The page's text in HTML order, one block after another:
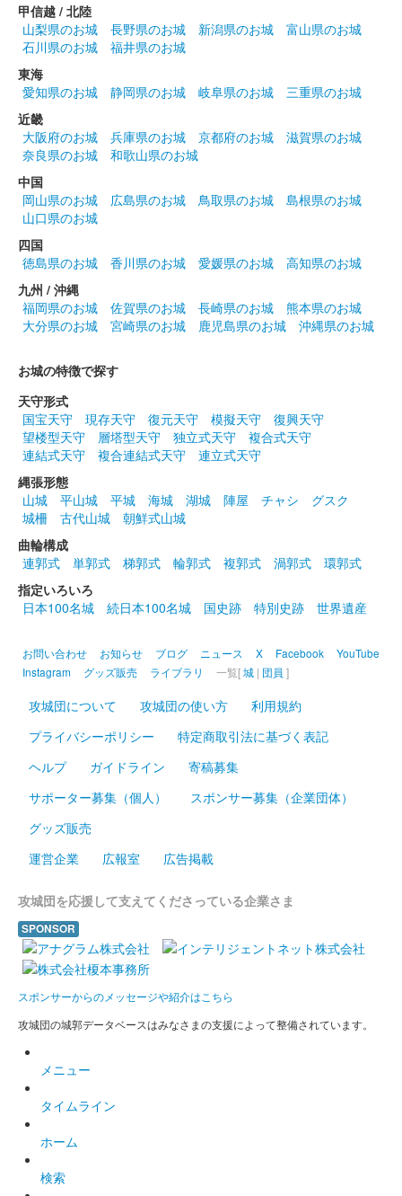
美濃金山城 登城記念御朱印
令和五年春版
（桜）らんまる君
販売終了
らんまる君のイラスト入り。背景の桜もデザインと文字色も変更
されている。
烏峰城（美濃金山城） 御城印
兼山六斎市版の完売後、日付の記入のないものが通常版として販
売。
美濃金山城 登城記念御朱印
う!2022限定版
美濃金山城 御城印 山城に行こう2022 開催記念御
城印
販売終了
可児市市制40周年記念御城印のロゴマークが左下に印刷されてい
る。
烏峰城（美濃金山城） 御城印
市版
配布終了
枚。
美濃金山城 登城記念御城印 秋版（もみ
美濃金山城 登城記念御朱印 冬版 らんまる
美濃金山城 登城記念御朱印
らんまる君
販売終了
甲信越 / 北陸
山梨県のお城
長野県のお城 新潟県のお城
富山県のお城
石川県のお城
福井県のお城
東海
愛知県のお城
静岡県のお城 岐阜県のお城
三重県のお城
近畿
大阪府のお城
兵庫県のお城 京都府のお城
滋賀県のお城
奈良県のお城
和歌山県のお城
中国
岡山県のお城
広島県のお城 鳥取県のお城
島根県のお城
山口県のお城
四国
徳島県のお城
香川県のお城 愛媛県のお城
高知県のお城
九州 / 沖縄
福岡県のお城
佐賀県のお城 長崎県のお城
熊本県のお城
大分県のお城
宮崎県のお城 鹿児島県のお城 沖縄県のお城
お城の特徴で探す
天守形式
国宝天守
現存天守 復元天守 模擬天守
復興天守
望楼型天守
層塔型天守 独立式天守
複合式天守
連結式天守
複合連結式天守
連立式天守
縄張形態
山城
平山城 平城 海城 湖城 陣屋 チャシ
グスク
城柵
古代山城
朝鮮式山城
曲輪構成
連郭式
単郭式 梯郭式 輪郭式 複郭式 渦郭式
環郭式
指定いろいろ
日本100名城
続日本100名城 国史跡 特別史跡 世界遺産
お問い合わせ お知らせ ブログ ニュース X Facebook
YouTube
Instagram
グッズ販売 ライブラリ 一覧[城 | 団員 ]
攻城団について 攻城団の使い方
利用規約
プライバシーポリシー
特定商取引法に基づく表記
ヘルプ
ガイドライン
寄稿募集
サポーター募集（個人）
スポンサー募集（企業団体）
グッズ販売
運営企業
広報室 広告掲載
攻城団を応援して支えてくださっている企業さま
SPONSOR
スポンサーからのメッセージや紹介はこちら
攻城団の城郭データベースはみなさまの支援によって整備されています。
メニュー
タイムライン
ホーム
検索